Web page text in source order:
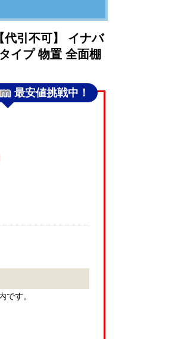
代引不可】 イナバ
イプ 物置 全面棚
最安値挑戦中！
です。